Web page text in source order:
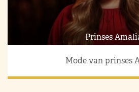
Prinses
Mode van prinses